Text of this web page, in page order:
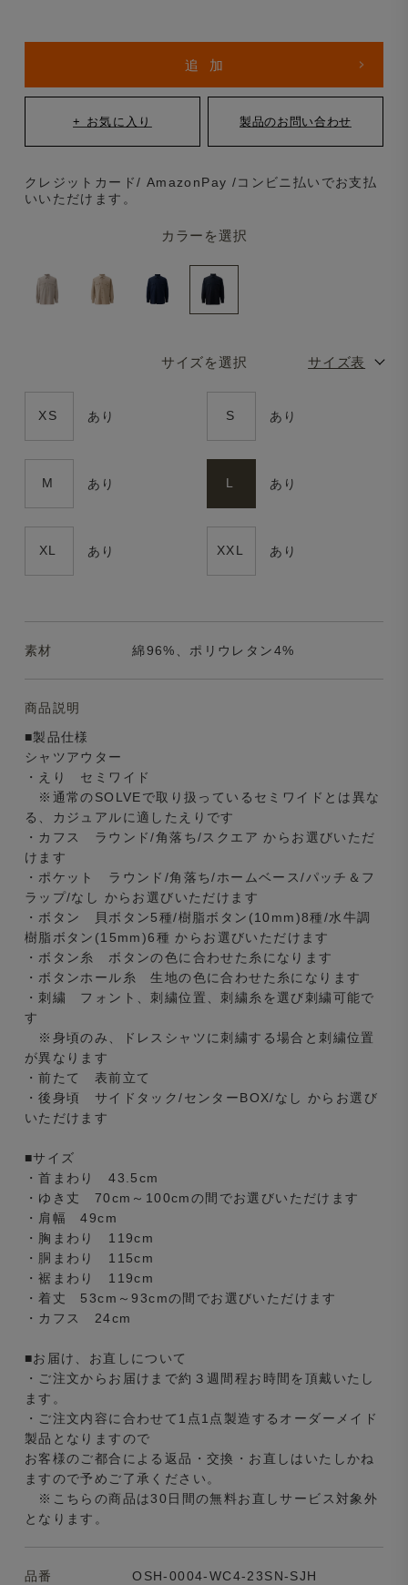
カラーを選択
サイズを選択 サイズ表
XS あり S あり
M あり L あり
XL あり XXL あり
クレジットカード/ AmazonPay /コンビニ払いでお支払
いいただけます。
素材 綿96%、ポリウレタン4%
商品説明
■製品仕様
シャツアウター
・えり セミワイド
※通常のSOLVEで取り扱っているセミワイドとは異な
る、カジュアルに適したえりです
・カフス ラウンド/角落ち/スクエア からお選びいただ
けます
・ポケット ラウンド/角落ち/ホームベース/パッチ＆フ
ラップ/なし からお選びいただけます
・ボタン 貝ボタン5種/樹脂ボタン(10mm)8種/水牛調
樹脂ボタン(15mm)6種 からお選びいただけます
・ボタン糸 ボタンの色に合わせた糸になります
・ボタンホール糸 生地の色に合わせた糸になります
・刺繍 フォント、刺繍位置、刺繍糸を選び刺繍可能で
す
※身頃のみ、ドレスシャツに刺繍する場合と刺繍位置
が異なります
・前たて 表前立て
・後身頃 サイドタック/センターBOX/なし からお選び
いただけます
■サイズ
・首まわり 43.5cm
・ゆき丈 70cm～100cmの間でお選びいただけます
・肩幅 49cm
・胸まわり 119cm
・胴まわり 115cm
・裾まわり 119cm
・着丈 53cm～93cmの間でお選びいただけます
・カフス 24cm
■お届け、お直しについて
・ご注文からお届けまで約３週間程お時間を頂戴いたし
ます。
・ご注文内容に合わせて1点1点製造するオーダーメイド
製品となりますので
お客様のご都合による返品・交換・お直しはいたしかね
ますので予めご了承ください。
※こちらの商品は30日間の無料お直しサービス対象外
となります。
品番 OSH-0004-WC4-23SN-SJH